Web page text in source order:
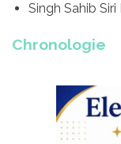
Singh Sahib
Chronologie